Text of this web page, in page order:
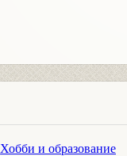
Хобби и образование